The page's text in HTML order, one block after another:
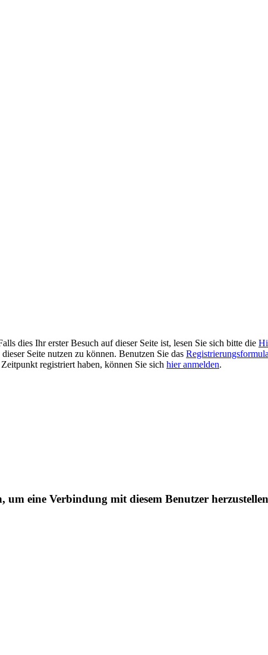
dies Ihr erster Besuch auf dieser Seite ist, lesen Sie sich bitte die
Seite nutzen zu können. Benutzen Sie das
registriert haben, können Sie sich hier anmelden.
um eine Verbindung mit diesem Benutzer